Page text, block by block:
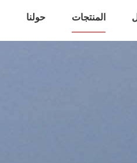
المنتجات حولنا